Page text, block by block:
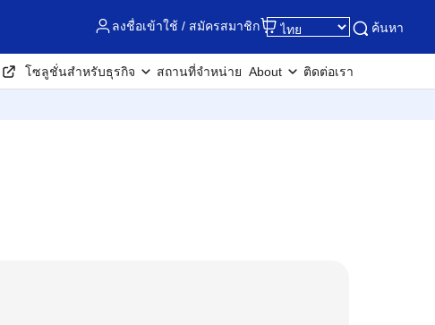
ลงชื่อเข้าใช้ / สมัครสมาชิก ค้นหา
โซลูชั่นสำหรับธุรกิจ สถานที่จำหน่าย About ติดต่อเรา